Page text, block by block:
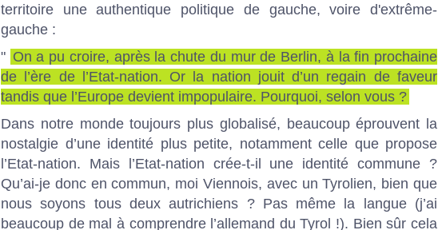
territoire une authentique politique de gauche, voire d'extrême-
gauche :
" On a pu croire, après la chute du mur de Berlin, à la fin prochaine
de l’ère de l’Etat-nation. Or la nation jouit d’un regain de faveur
tandis que l’Europe devient impopulaire. Pourquoi, selon vous ?
Dans notre monde toujours plus ­globalisé, beaucoup éprouvent la
nostalgie d’une identité plus petite, notamment celle que propose
l’Etat-nation. Mais l’Etat-nation crée-t-il une identité commune ?
Qu’ai-je donc en commun, moi Viennois, avec un Tyrolien, bien que
nous soyons tous deux autrichiens ? Pas même la langue (j’ai
beaucoup de mal à comprendre l’allemand du Tyrol !). Bien sûr cela